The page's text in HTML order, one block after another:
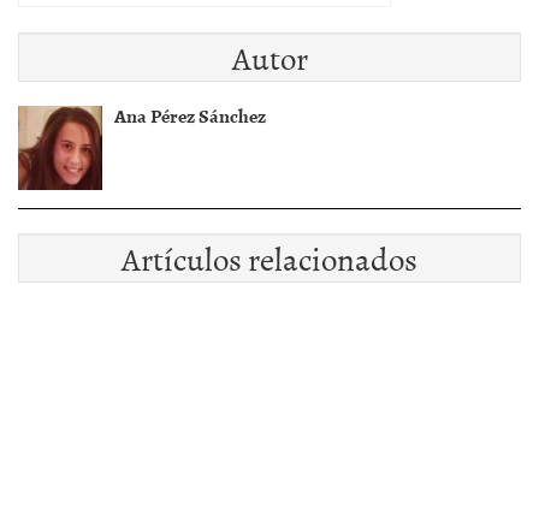
Autor
Ana Pérez Sánchez
Artículos relacionados